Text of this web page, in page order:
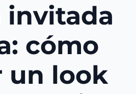
invitada
cómo
un look